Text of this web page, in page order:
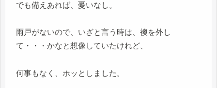
でも備えあれば、憂いなし。
雨戸がないので、いざと言う時は、襖を外し
て・・・かなと想像していたけれど、
何事もなく、ホッとしました。